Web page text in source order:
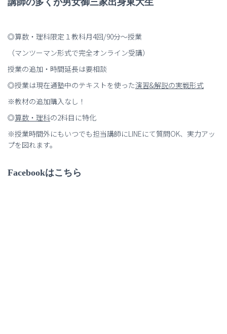
講師の多くが男女御三家出身東大生
◎算数・理科限定１教科月4回/90分～授業
（マンツーマン形式で完全オンライン受講）
授業の追加・時間延長は要相談
◎授業は現在通塾中のテキストを使った演習&解説の実戦形式
※教材の追加購入なし！
◎算数・理科の2科目に特化
※授業時間外にもいつでも担当講師にLINEにて質問OK、実力アッ
プを図れます。
Facebookはこちら